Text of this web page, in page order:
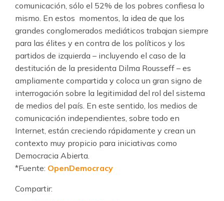
comunicación, sólo el 52% de los pobres confiesa lo
mismo. En estos momentos, la idea de que los
grandes conglomerados mediáticos trabajan siempre
para las élites y en contra de los políticos y los
partidos de izquierda – incluyendo el caso de la
destitución de la presidenta Dilma Rousseff – es
ampliamente compartida y coloca un gran signo de
interrogación sobre la legitimidad del rol del sistema
de medios del país. En este sentido, los medios de
comunicación independientes, sobre todo en
Internet, están creciendo rápidamente y crean un
contexto muy propicio para iniciativas como
Democracia Abierta.
*Fuente: OpenDemocracy
Compartir: